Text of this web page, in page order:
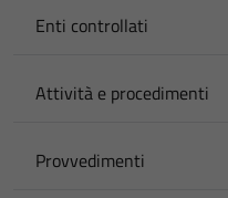
Enti controllati
Attività e procedimenti
Provvedimenti